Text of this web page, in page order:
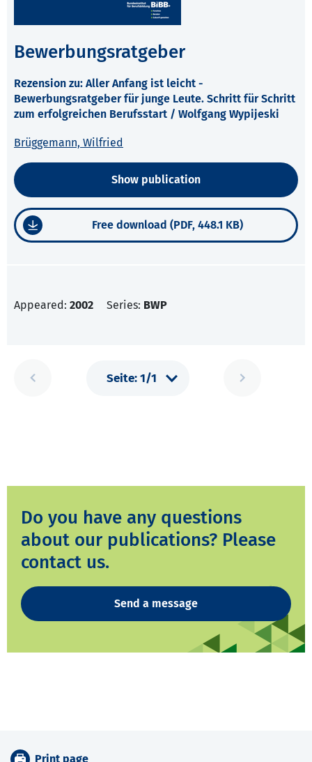
Bewerbungsratgeber
Rezension zu: Aller Anfang ist leicht -
Bewerbungsratgeber für junge Leute. Schritt für Schritt
zum erfolgreichen Berufsstart / Wolfgang Wypijeski
Brüggemann, Wilfried
Show publication
Free download (PDF, 448.1 KB)
Appeared: 2002 Series: BWP
Do you have any questions
about our publications? Please
contact us.
Send a message
Print page